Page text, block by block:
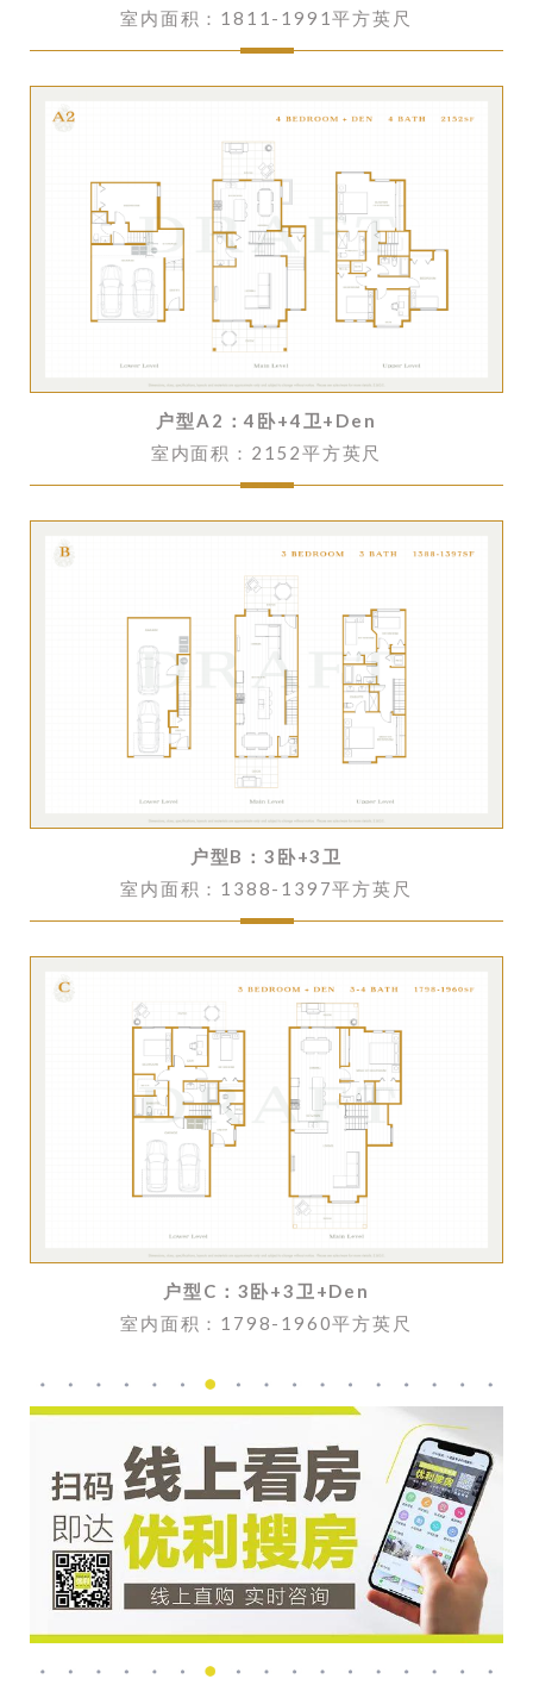
室内面积：1811-1991平方英尺
户型A2：4卧+4卫+Den
室内面积：2152平方英尺
户型B：3卧+3卫
室内面积：1388-1397平方英尺
户型C： 3卧+3卫+Den
室内面积：1798-1960平方英尺